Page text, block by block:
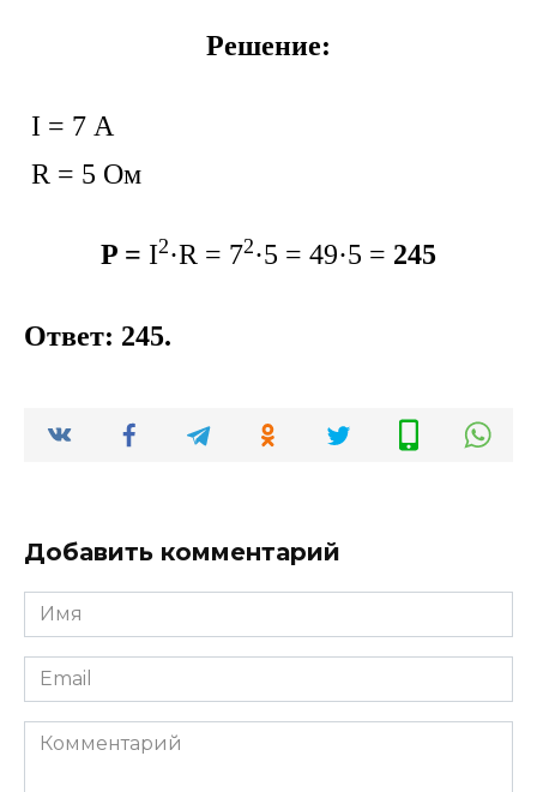
Решение:
I = 7 А
R = 5 Ом
P = I2·R = 72·5 = 49·5 = 245
Ответ: 245.
Добавить комментарий
Имя
*
Email
*
Комментарий